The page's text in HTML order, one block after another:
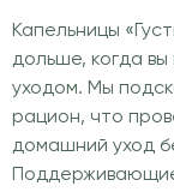
Капельницы
дольше, когда
уходом. Мы
рацион, что
домашний уход